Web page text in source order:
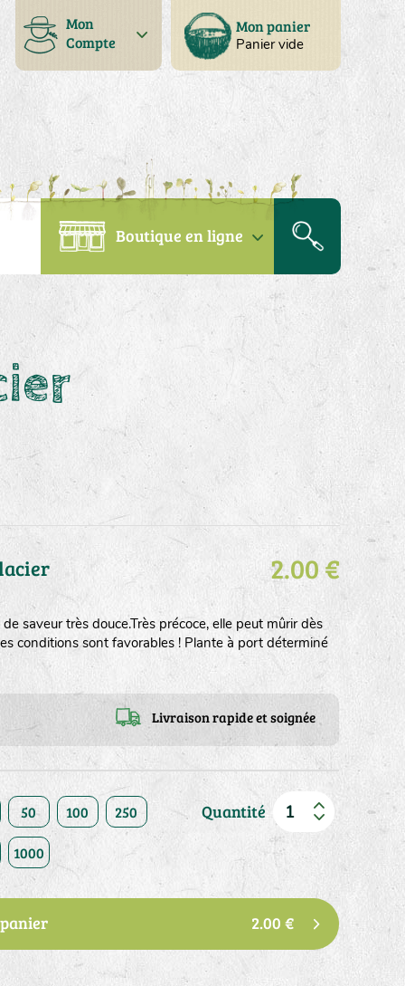
Mon panier
Panier vide
Mon
Compte
Boutique en ligne
2.00 €
saveur très douce.Très précoce, elle peut mûrir dès
conditions sont favorables ! Plante à port déterminé
Livraison rapide et soignée
50 100 250
1000
Quantité
2.00 €